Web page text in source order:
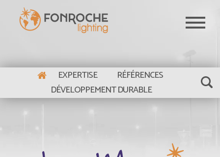
Aller au contenu principal
Le Mag
EXPERTISE
RÉFÉRENCES
DÉVELOPPEMENT DURABLE